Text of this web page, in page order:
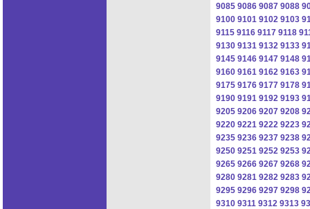
9085 9086 9087 9088
9100 9101 9102 9103
9115 9116 9117 9118
9130 9131 9132 9133
9145 9146 9147 9148
9160 9161 9162 9163
9175 9176 9177 9178
9190 9191 9192 9193
9205 9206 9207 9208
9220 9221 9222 9223
9235 9236 9237 9238
9250 9251 9252 9253
9265 9266 9267 9268
9280 9281 9282 9283
9295 9296 9297 9298
9310 9311 9312 9313